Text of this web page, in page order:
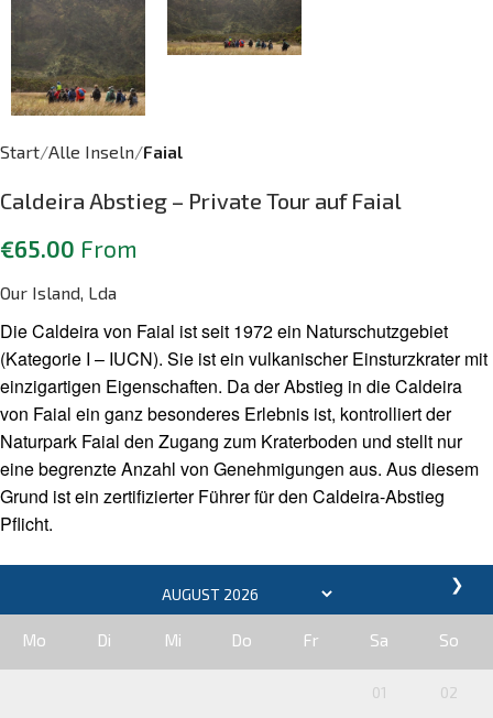
Start Alle Inseln Faial
Caldeira Abstieg – Private Tour auf Faial
€65.00 From
Our Island, Lda
Die Caldeira von Faial ist seit 1972 ein Naturschutzgebiet
(Kategorie I – IUCN). Sie ist ein vulkanischer Einsturzkrater mit
einzigartigen Eigenschaften. Da der Abstieg in die Caldeira
von Faial ein ganz besonderes Erlebnis ist, kontrolliert der
Naturpark Faial den Zugang zum Kraterboden und stellt nur
eine begrenzte Anzahl von Genehmigungen aus. Aus diesem
Grund ist ein zertifizierter Führer für den Caldeira-Abstieg
Pflicht.
❯
Mo Di Mi Do Fr Sa So
01
02